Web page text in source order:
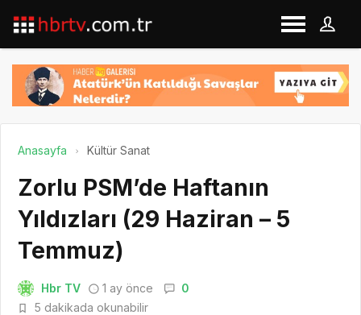
Anasayfa Kültür Sanat
Zorlu PSM’de Haftanın
Yıldızları (29 Haziran – 5
Temmuz)
Hbr TV 1 ay önce
0
5 dakikada okunabilir